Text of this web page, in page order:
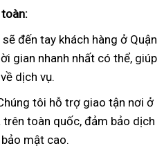
sẽ đến tay khách hàng ở Quận
gian nhanh nhất có thể, giúp
dịch vụ.
tôi hỗ trợ giao tận nơi ở
trên toàn quốc, đảm bảo dịch
mật cao.